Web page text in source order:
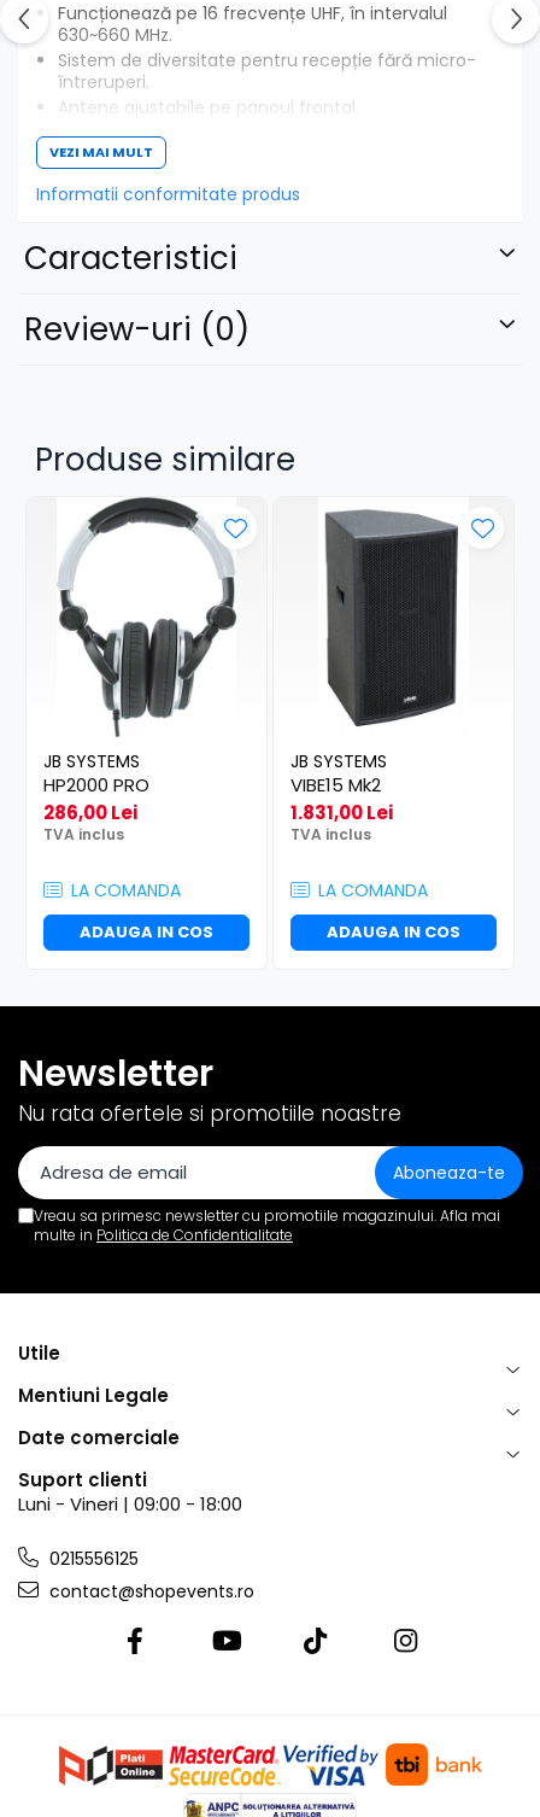
Funcționează pe 16 frecvențe UHF, în intervalul
630~660 MHz.
Sistem de diversitate pentru recepție fără micro-
întreruperi.
Antene ajustabile pe panoul frontal.
Ieșiri XLR echilibrate și jack neechilibrate.
Dimensiuni: 130 x 36 x 92 mm.
Emițător: GO-Body-F6
Funcționează cu două baterii AA de 1.5 V.
Microfon Lavalier: GOLava
VEZI MAI MULT
Informatii conformitate produs
Caracteristici
Review-uri (0)
Produse similare
JB SYSTEMS
HP2000 PRO
286,00 Lei
TVA inclus
LA COMANDA
ADAUGA IN COS
JB SYSTEMS
VIBE15 Mk2
1.831,00 Lei
TVA inclus
LA COMANDA
ADAUGA IN COS
Newsletter
Nu rata ofertele si promotiile noastre
Vreau sa primesc newsletter cu promotiile magazinului. Afla mai
multe in Politica de Confidentialitate
Utile
Mentiuni Legale
Date comerciale
Suport clienti
Luni - Vineri | 09:00 - 18:00
0215556125
contact@shopevents.ro